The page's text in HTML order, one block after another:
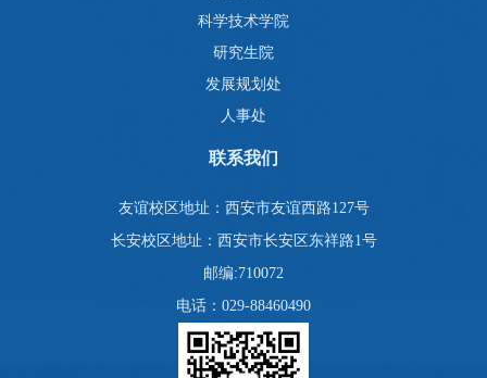
科学技术学院
研究生院
发展规划处
人事处
联系我们
友谊校区地址：西安市友谊西路127号
长安校区地址：西安市长安区东祥路1号
邮编:710072
电话：029-88460490